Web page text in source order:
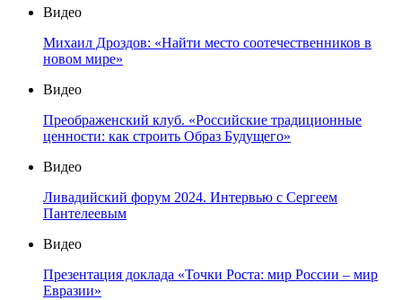
Видео
Михаил Дроздов: «Найти место соотечественников в
новом мире»
Видео
Преображенский клуб. «Российские традиционные
ценности: как строить Образ Будущего»
Видео
Ливадийский форум 2024. Интервью с Сергеем
Пантелеевым
Видео
Презентация доклада «Точки Роста: мир России – мир
Евразии»